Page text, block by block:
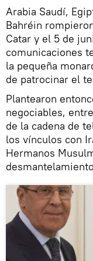
Arabia Saudí,
Bahréin
Catar y el 5 de
comunicaciones
la pequeña
de patrocinar el
Plantearon
negociables,
de la cadena de
los vínculos con
Hermanos